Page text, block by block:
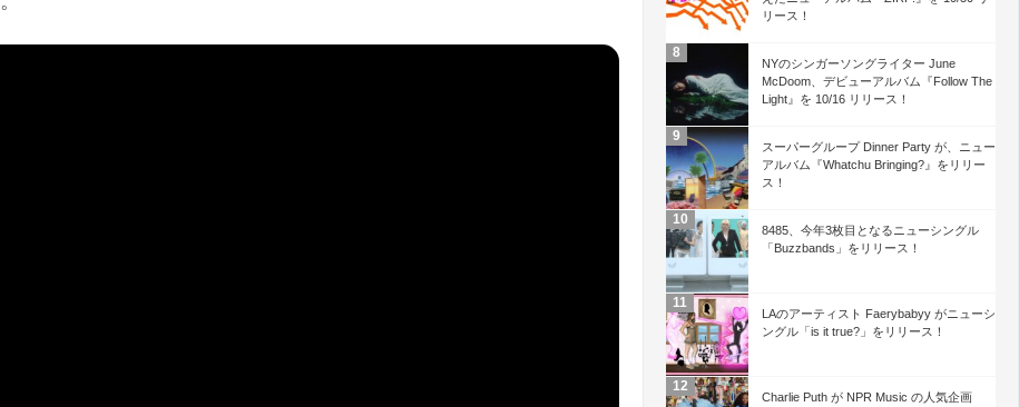
リース！
NYのシンガーソングライター June
McDoom、デビューアルバム『Follow The
Light』を 10/16 リリース！
スーパーグループ Dinner Party が、ニュー
アルバム『Whatchu Bringing?』をリリー
ス！
8485、今年3枚目となるニューシングル
「Buzzbands」をリリース！
LAのアーティスト Faerybabyy がニューシ
ングル「is it true?」をリリース！
Charlie Puth が NPR Music の人気企画